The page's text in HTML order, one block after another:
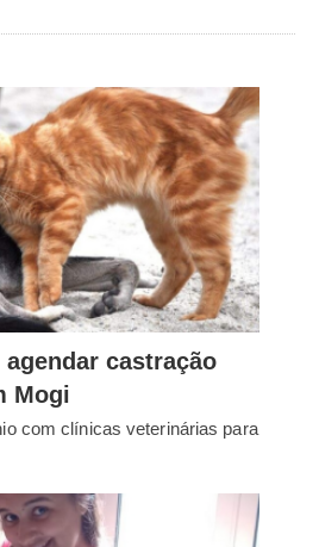
castração
Mogi
com clínicas veterinárias para